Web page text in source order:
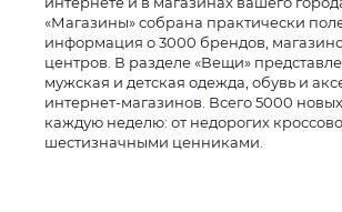
«Магазины» собрана практически
информация о 3000 брендов,
центров. В разделе «Вещи»
мужская и детская одежда, обувь и
интернет-магазинов. Всего 5000
каждую неделю: от недорогих
шестизначными ценниками.